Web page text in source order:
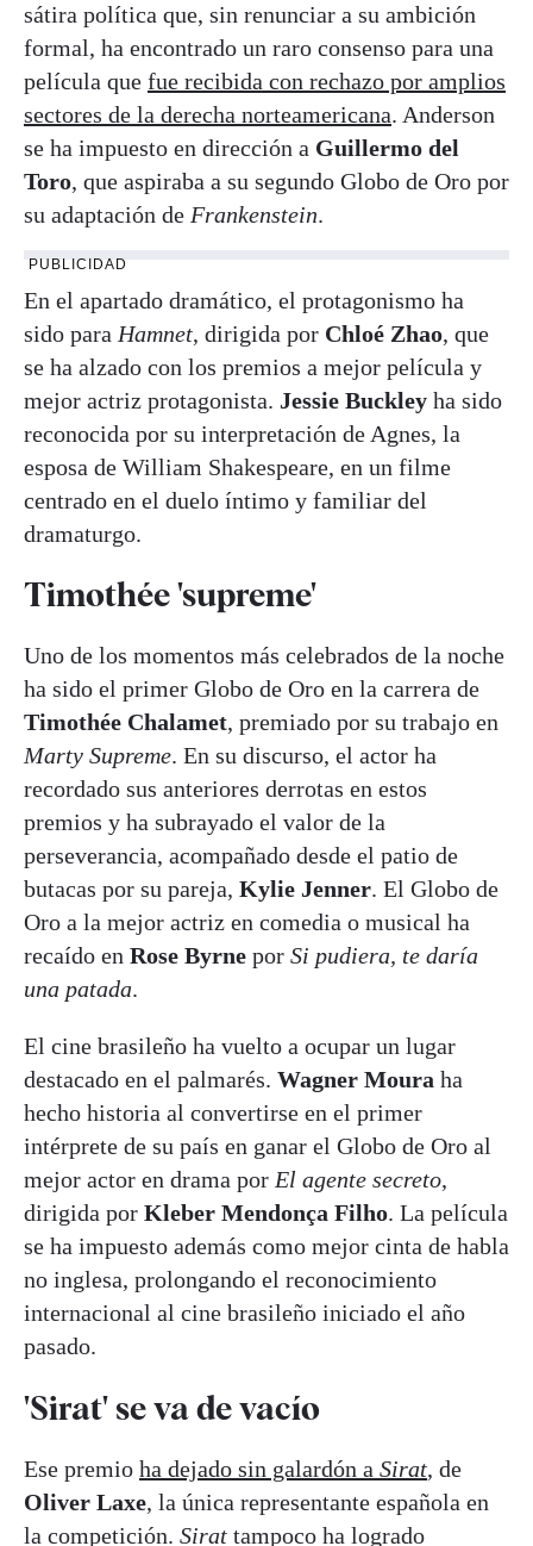
sátira política que, sin renunciar a su ambición
formal, ha encontrado un raro consenso para una
película que fue recibida con rechazo por amplios
sectores de la derecha norteamericana. Anderson
se ha impuesto en dirección a Guillermo del
Toro, que aspiraba a su segundo Globo de Oro por
su adaptación de Frankenstein.
PUBLICIDAD
En el apartado dramático, el protagonismo ha
sido para Hamnet, dirigida por Chloé Zhao, que
se ha alzado con los premios a mejor película y
mejor actriz protagonista. Jessie Buckley ha sido
reconocida por su interpretación de Agnes, la
esposa de William Shakespeare, en un filme
centrado en el duelo íntimo y familiar del
dramaturgo.
Timothée 'supreme'
Uno de los momentos más celebrados de la noche
ha sido el primer Globo de Oro en la carrera de
Timothée Chalamet, premiado por su trabajo en
Marty Supreme. En su discurso, el actor ha
recordado sus anteriores derrotas en estos
premios y ha subrayado el valor de la
perseverancia, acompañado desde el patio de
butacas por su pareja, Kylie Jenner. El Globo de
Oro a la mejor actriz en comedia o musical ha
recaído en Rose Byrne por Si pudiera, te daría
una patada.
El cine brasileño ha vuelto a ocupar un lugar
destacado en el palmarés. Wagner Moura ha
hecho historia al convertirse en el primer
intérprete de su país en ganar el Globo de Oro al
mejor actor en drama por El agente secreto,
dirigida por Kleber Mendonça Filho. La película
se ha impuesto además como mejor cinta de habla
no inglesa, prolongando el reconocimiento
internacional al cine brasileño iniciado el año
pasado.
'Sirat' se va de vacío
Ese premio ha dejado sin galardón a Sirat, de
Oliver Laxe, la única representante española en
la competición. Sirat tampoco ha logrado